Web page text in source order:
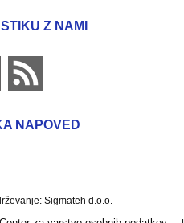
Z NAMI
NAPOVED
Sigmateh d.o.o.